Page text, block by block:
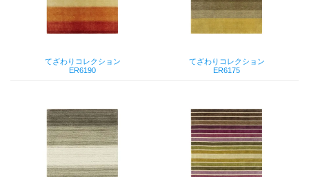
てざわりコレクション
ER6190
てざわりコレクション
ER6175